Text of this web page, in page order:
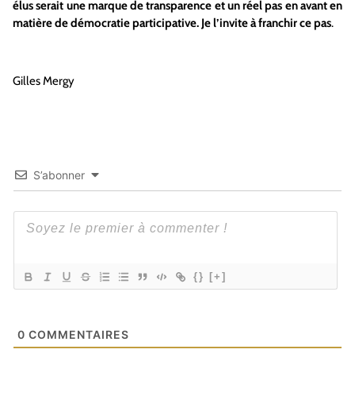
élus serait une marque de transparence et un réel pas en avant en
matière de démocratie participative. Je l’invite à franchir ce pas.
Gilles Mergy
S’abonner
{} [+]
0 COMMENTAIRES